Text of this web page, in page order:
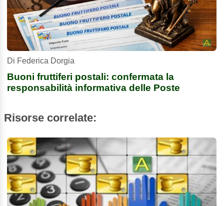
Di Federica Dorgia
Buoni fruttiferi postali: confermata la
responsabilità informativa delle Poste
Risorse correlate: